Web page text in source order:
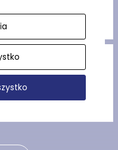
Wraków